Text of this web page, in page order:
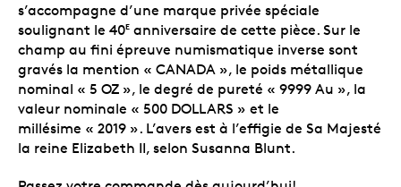
s’accompagne d’une marque privée spéciale
soulignant le 40E anniversaire de cette pièce. Sur le
champ au fini épreuve numismatique inverse sont
gravés la mention « CANADA », le poids métallique
nominal « 5 OZ », le degré de pureté « 9999 Au », la
valeur nominale « 500 DOLLARS » et le
millésime « 2019 ». L’avers est à l’effigie de Sa Majesté
la reine Elizabeth II, selon Susanna Blunt.